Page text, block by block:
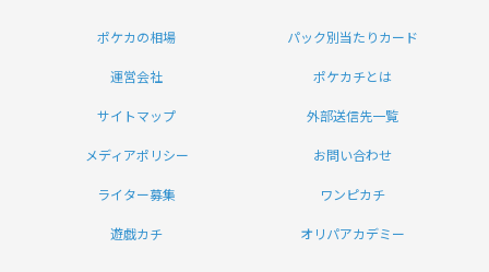
ポケカの相場 パック別当たりカード
運営会社 ポケカチとは
サイトマップ 外部送信先一覧
メディアポリシー お問い合わせ
ライター募集 ワンピカチ
遊戯カチ オリパアカデミー